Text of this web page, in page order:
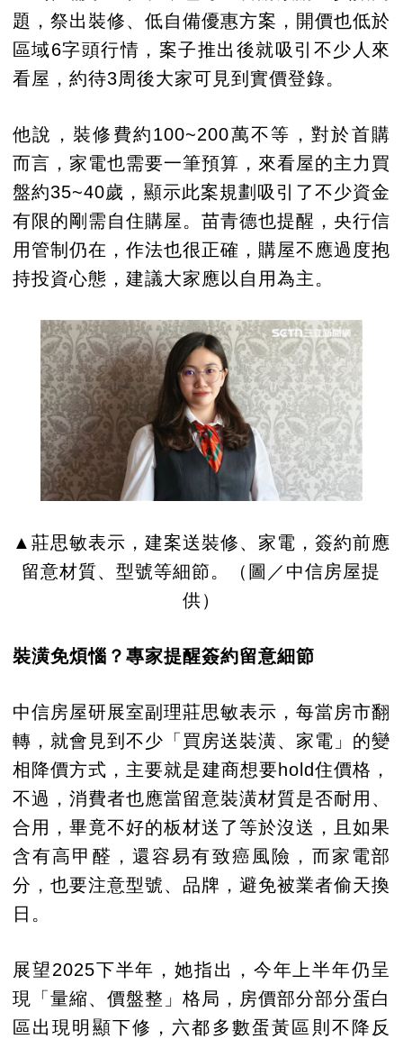
題，祭出裝修、低自備優惠方案，開價也低於
區域6字頭行情，案子推出後就吸引不少人來
看屋，約待3周後大家可見到實價登錄。
他說，裝修費約100~200萬不等，對於首購
而言，家電也需要一筆預算，來看屋的主力買
盤約35~40歲，顯示此案規劃吸引了不少資金
有限的剛需自住購屋。苗青德也提醒，央行信
用管制仍在，作法也很正確，購屋不應過度抱
持投資心態，建議大家應以自用為主。
▲莊思敏表示，建案送裝修、家電，簽約前應
留意材質、型號等細節。（圖／中信房屋提
供）
裝潢免煩惱？專家提醒簽約留意細節
中信房屋研展室副理莊思敏表示，每當房市翻
轉，就會見到不少「買房送裝潢、家電」的變
相降價方式，主要就是建商想要hold住價格，
不過，消費者也應當留意裝潢材質是否耐用、
合用，畢竟不好的板材送了等於沒送，且如果
含有高甲醛，還容易有致癌風險，而家電部
分，也要注意型號、品牌，避免被業者偷天換
日。
展望2025下半年，她指出，今年上半年仍呈
現「量縮、價盤整」格局，房價部分部分蛋白
區出現明顯下修，六都多數蛋黃區則不降反